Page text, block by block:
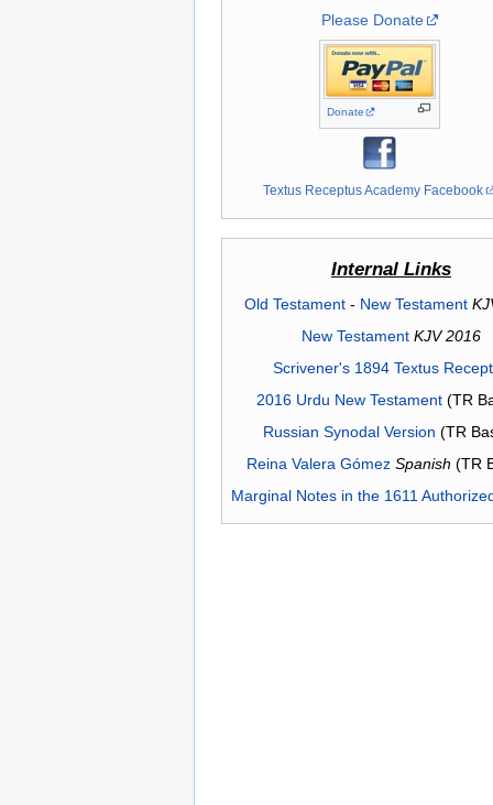
Please Donate
Donate
Textus Receptus Academy Facebook
Internal Links
Old Testament- New Testament
New Testament KJV 2016
Scrivener's 1894 Textus
2016 Urdu New Testament(TR
Russian Synodal Version (TR
Reina Valera Gómez Spanish (TR
Marginal Notes in the 1611